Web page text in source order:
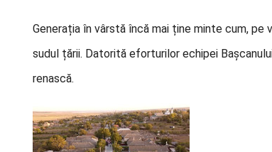
Generația în vârstă încă mai ține minte cum, pe
sudul țării. Datorită eforturilor echipei
renască.